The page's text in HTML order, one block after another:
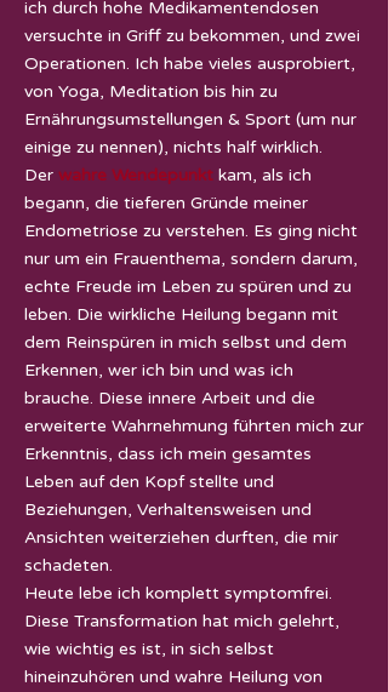
ich durch hohe Medikamentendosen
versuchte in Griff zu bekommen, und zwei
Operationen. Ich habe vieles ausprobiert,
von Yoga, Meditation bis hin zu
Ernährungsumstellungen & Sport (um nur
einige zu nennen), nichts half wirklich.
Der wahre Wendepunkt kam, als ich
begann, die tieferen Gründe meiner
Endometriose zu verstehen. Es ging nicht
nur um ein Frauenthema, sondern darum,
echte Freude im Leben zu spüren und zu
leben. Die wirkliche Heilung begann mit
dem Reinspüren in mich selbst und dem
Erkennen, wer ich bin und was ich
brauche. Diese innere Arbeit und die
erweiterte Wahrnehmung führten mich zur
Erkenntnis, dass ich mein gesamtes
Leben auf den Kopf stellte und
Beziehungen, Verhaltensweisen und
Ansichten weiterziehen durften, die mir
schadeten.
Heute lebe ich komplett symptomfrei.
Diese Transformation hat mich gelehrt,
wie wichtig es ist, in sich selbst
hineinzuhören und wahre Heilung von